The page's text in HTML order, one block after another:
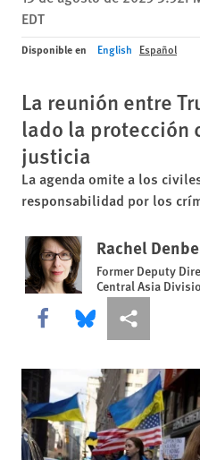
EDT
Disponible en English Español
La reunión entre
lado la protección
justicia
La agenda omite a los
responsabilidad por los
Rachel
Former Deputy
Central Asia
Share this via Facebook
Share this via
Share this